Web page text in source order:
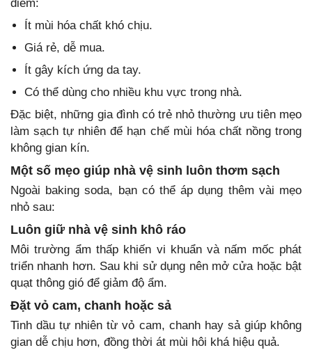
điểm:
Ít mùi hóa chất khó chịu.
Giá rẻ, dễ mua.
Ít gây kích ứng da tay.
Có thể dùng cho nhiều khu vực trong nhà.
Đặc biệt, những gia đình có trẻ nhỏ thường ưu tiên mẹo
làm sạch tự nhiên để hạn chế mùi hóa chất nồng trong
không gian kín.
Một số mẹo giúp nhà vệ sinh luôn thơm sạch
Ngoài baking soda, bạn có thể áp dụng thêm vài mẹo
nhỏ sau:
Luôn giữ nhà vệ sinh khô ráo
Môi trường ẩm thấp khiến vi khuẩn và nấm mốc phát
triển nhanh hơn. Sau khi sử dụng nên mở cửa hoặc bật
quạt thông gió để giảm độ ẩm.
Đặt vỏ cam, chanh hoặc sả
Tinh dầu tự nhiên từ vỏ cam, chanh hay sả giúp không
gian dễ chịu hơn, đồng thời át mùi hôi khá hiệu quả.